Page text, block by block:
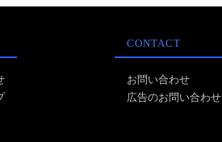
CONTACT
お問い合わせ
広告のお問い合わせ